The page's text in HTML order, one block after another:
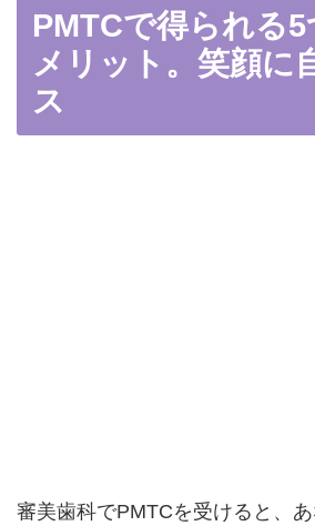
PMTCで得られる
メリット。笑顔に
ス
審美歯科でPMTCを受けると、